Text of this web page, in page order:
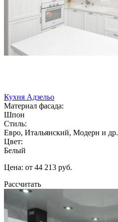
Кухня Адзельо
Материал фасада:
Шпон
Стиль:
Евро, Итальянский, Модерн и др.
Цвет:
Белый
Цена: от 44 213 руб.
Рассчитать